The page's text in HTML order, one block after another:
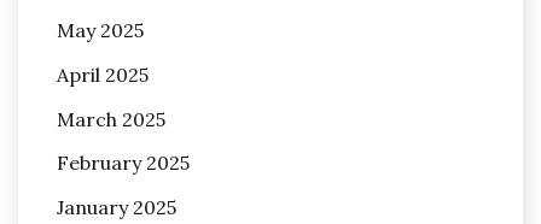
May 2025
April 2025
March 2025
February 2025
January 2025